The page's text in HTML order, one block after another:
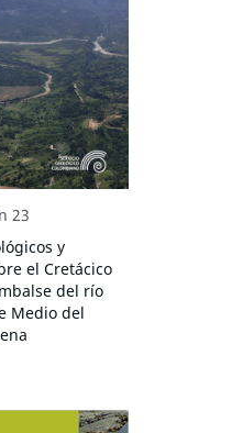
23
y
el Cretácico
del río
Medio del